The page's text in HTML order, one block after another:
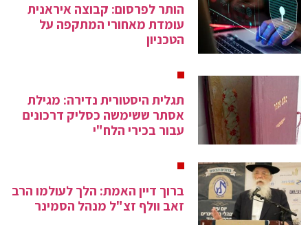
הותר לפרסום: קבוצה איראנית
עומדת מאחורי המתקפה על
הטכניון
תגלית היסטורית נדירה: מגילת
אסתר ששימשה כסליק דרכונים
עבור בכירי הלח"י
ברוך דיין האמת: הלך לעולמו הרב
זאב וולף זצ"ל מנהל הסמינר